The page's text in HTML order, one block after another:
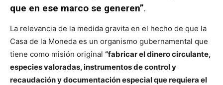
que en ese marco se generen”.
La relevancia de la medida gravita en el hecho de que la
Casa de la Moneda es un organismo gubernamental que
tiene como misión original “fabricar el dinero circulante,
especies valoradas, instrumentos de control y
recaudación y documentación especial que requiera el